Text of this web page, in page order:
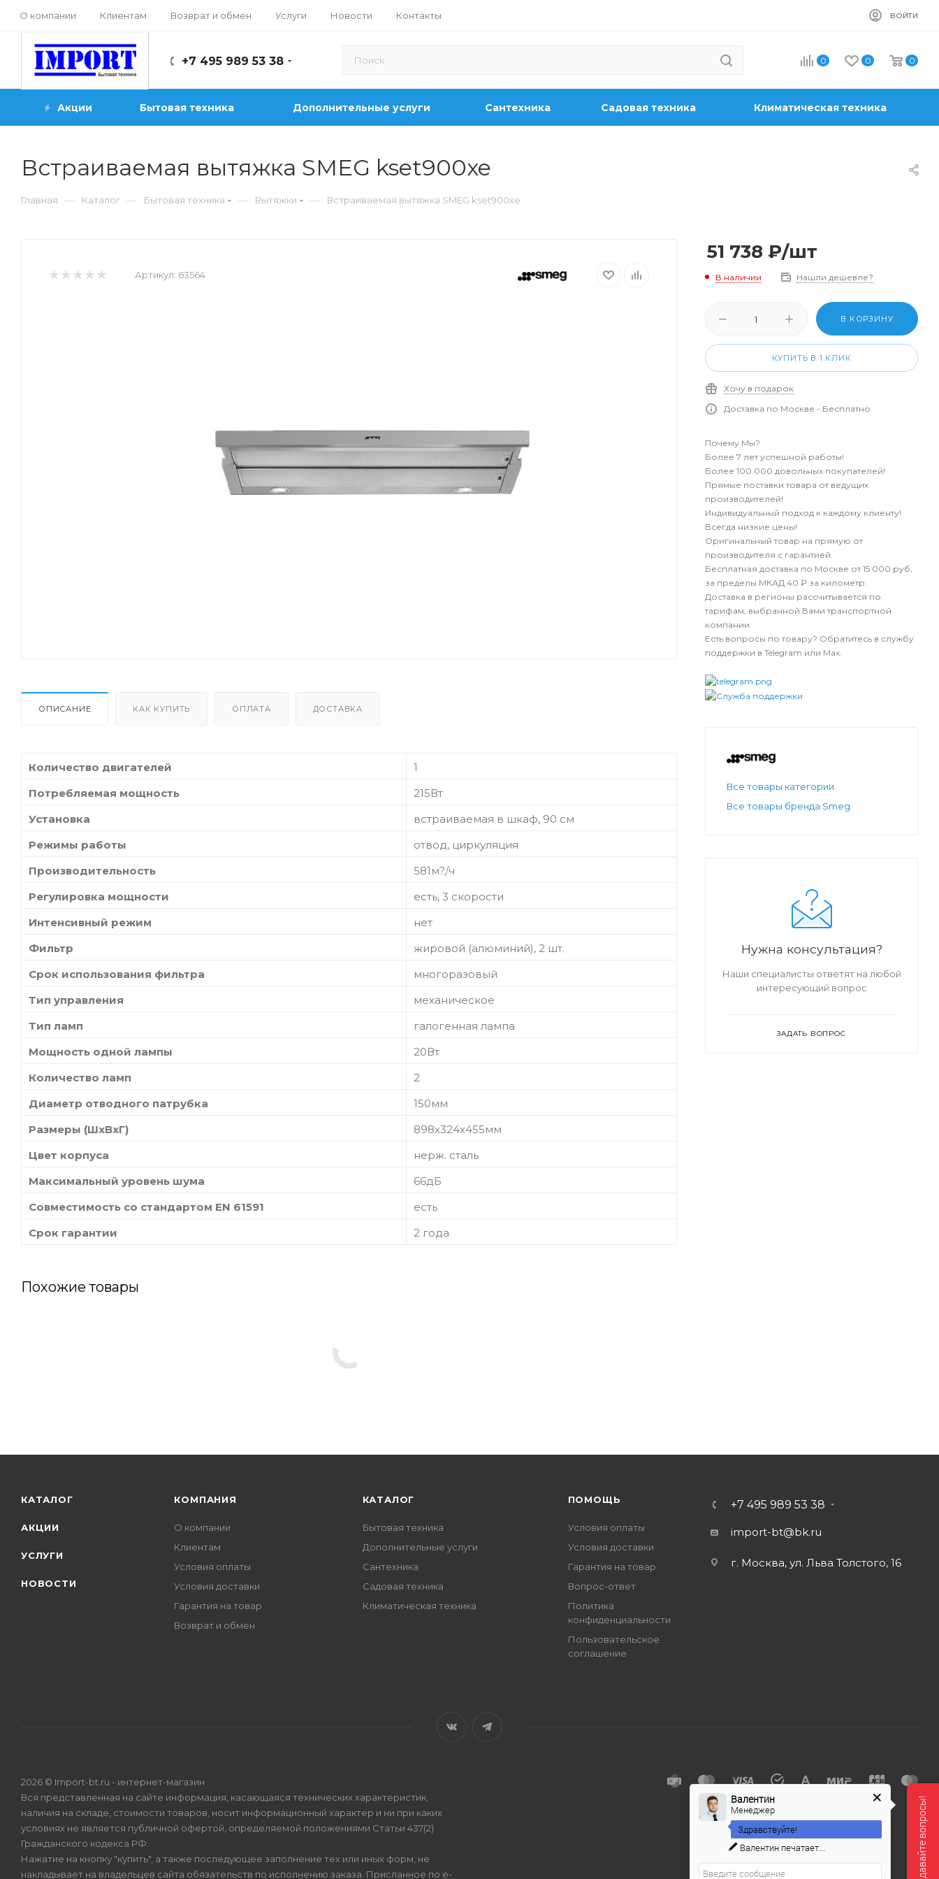
О компании Клиентам Возврат и обмен Услуги Новости Контакты ВОЙТИ
+7 495 989 53 38 0 0 0
Акции Бытовая техника Дополнительные услуги Сантехника Садовая техника Климатическая техника
Встраиваемая вытяжка SMEG kset900xe
Главная — Каталог — Бытовая техника — Вытяжки — Встраиваемая вытяжка SMEG kset900xe
Артикул: 63564
ОПИСАНИЕ КАК КУПИТЬ ОПЛАТА ДОСТАВКА
Количество двигателей
1
Потребляемая мощность
215Вт
Установка
встраиваемая в шкаф, 90 см
Режимы работы
отвод, циркуляция
Производительность
581м?/ч
Регулировка мощности
есть, 3 скорости
Интенсивный режим
нет
Фильтр
жировой (алюминий), 2 шт.
Срок использования фильтра
многоразовый
Тип управления
механическое
Тип ламп
галогенная лампа
Мощность одной лампы
20Вт
Количество ламп
2
Диаметр отводного патрубка
150мм
Размеры (ШxВxГ)
898x324x455мм
Цвет корпуса
нерж. сталь
Максимальный уровень шума
66дБ
Совместимость со стандартом EN 61591
есть
Срок гарантии
2 года
Похожие товары
51 738 ₽/шт
В наличии Нашли дешевле?
В КОРЗИНУ
КУПИТЬ В 1 КЛИК
Хочу в подарок
Доставка по Москве - Бесплатно
Почему Мы?
Более 7 лет успешной работы!
Более 100 000 довольных покупателей!
Прямые поставки товара от ведущих
производителей!
Индивидуальный подход к каждому клиенту!
Всегда низкие цены!
Оригинальный товар на прямую от
производителя с гарантией.
Бесплатная доставка по Москве от 15 000 руб,
за пределы МКАД 40 ₽ за километр.
Доставка в регионы рассчитывается по
тарифам, выбранной Вами транспортной
компании.
Есть вопросы по товару? Обратитесь в службу
поддержки в Telegram или Max.
Все товары категории
Все товары бренда Smeg
Нужна консультация?
Наши специалисты ответят на любой
интересующий вопрос
ЗАДАТЬ ВОПРОС
КАТАЛОГ
АКЦИИ
УСЛУГИ
НОВОСТИ
КОМПАНИЯ
О компании
Клиентам
Условия оплаты
Условия доставки
Гарантия на товар
Возврат и обмен
КАТАЛОГ
Бытовая техника
Дополнительные услуги
Сантехника
Садовая техника
Климатическая техника
ПОМОЩЬ
Условия оплаты
Условия доставки
Гарантия на товар
Вопрос-ответ
Политика
конфиденциальности
Пользовательское
соглашение
+7 495 989 53 38
import-bt@bk.ru
г. Москва, ул. Льва Толстого, 16
2026 © Import-bt.ru - интернет-магазин
Вся представленная на сайте информация, касающаяся технических характеристик,
наличия на складе, стоимости товаров, носит информационный характер и ни при каких
условиях не является публичной офертой, определяемой положениями Статьи 437(2)
Гражданского кодекса РФ.
Нажатие на кнопку "купить", а также последующее заполнение тех или иных форм, не
накладывает на владельцев сайта обязательств по исполнению заказа. Присланное по e-
Валентин
Менеджер
Здравствуйте!
Валентин печатает...